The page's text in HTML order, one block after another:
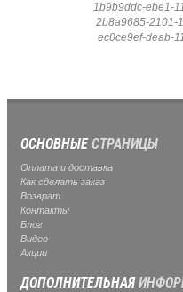
1b9b9ddc-ebe1-
2b8a9685-2101-
ec0ce9ef-deab-
ОСНОВНЫЕСТРАНИЦЫ
Оплата и доставка
Как сделать заказ
Возврат
Контакты
Блог
Видео
Акции
ДОПОЛНИТЕЛЬНАЯ